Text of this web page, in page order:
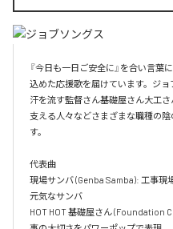
『今日も一日ご安全に』を合い言葉
込めた応援歌を届けています。ジョ
汗を流す監督さん基礎屋さん大工
支える人々などさまざまな職種の
す。
代表曲
現場サンバ (Genba Samba): 工事
元気なサンバ
HOT HOT 基礎屋さん (Foundation